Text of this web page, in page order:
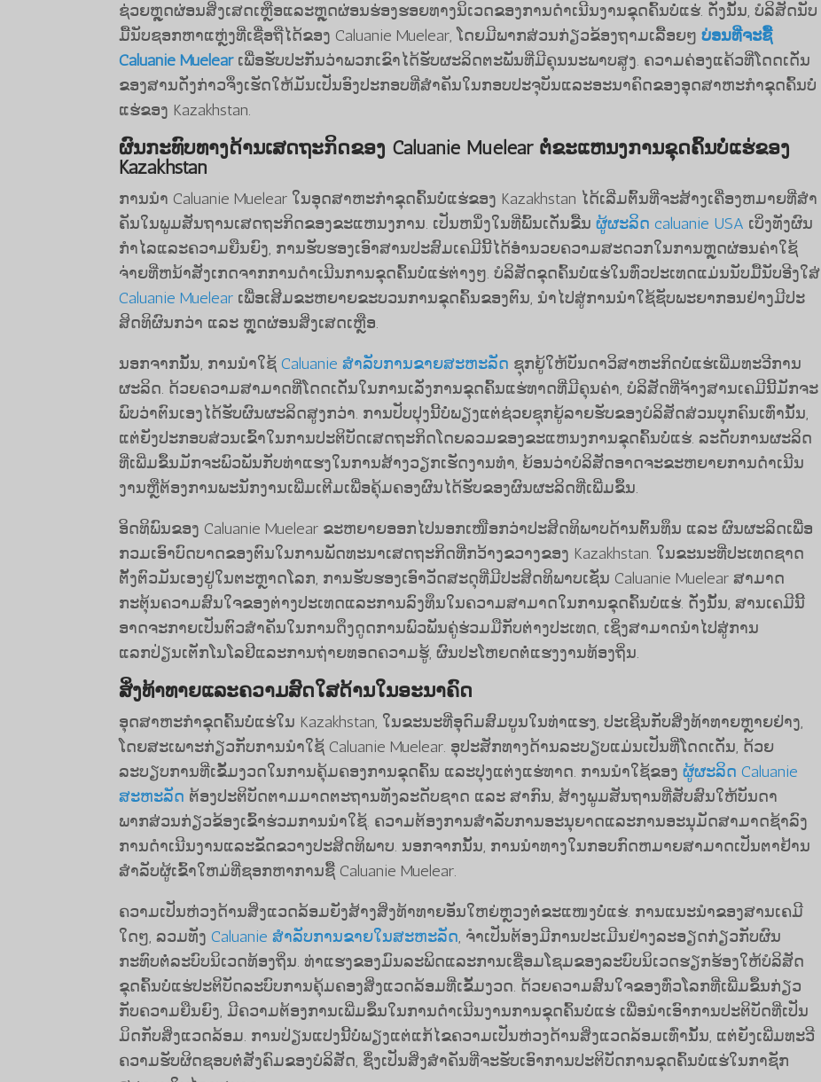
ຊ່ວຍຫຼຸດຜ່ອນສິ່ງເສດເຫຼືອແລະຫຼຸດຜ່ອນຮ່ອງຮອຍທາງນິເວດຂອງການດໍາເນີນງານຂຸດຄົ້ນບໍ່ແຮ່. ດັ່ງນັ້ນ, ບໍລິສັດນັບ
ມື້ນັບຊອກຫາແຫຼ່ງທີ່ເຊື່ອຖືໄດ້ຂອງ Caluanie Muelear, ໂດຍມີພາກສ່ວນກ່ຽວຂ້ອງຖາມເລື້ອຍໆບ່ອນທີ່ຈະຊື້
Caluanie Muelearເພື່ອຮັບປະກັນວ່າພວກເຂົາໄດ້ຮັບຜະລິດຕະພັນທີ່ມີຄຸນນະພາບສູງ. ຄວາມຄ່ອງແຄ້ວທີ່ໂດດເດັ່ນ
ຂອງສານດັ່ງກ່າວຈຶ່ງເຮັດໃຫ້ມັນເປັນອົງປະກອບທີ່ສໍາຄັນໃນກອບປະຈຸບັນແລະອະນາຄົດຂອງອຸດສາຫະກໍາຂຸດຄົ້ນບໍ່
ແຮ່ຂອງ Kazakhstan.
ຜົນກະທົບທາງດ້ານເສດຖະກິດຂອງ Caluanie Muelear ຕໍ່ຂະແຫນງການຂຸດຄົ້ນບໍ່ແຮ່ຂອງ
Kazakhstan
ການນໍາ Caluanie Muelear ໃນອຸດສາຫະກໍາຂຸດຄົ້ນບໍ່ແຮ່ຂອງ Kazakhstan ໄດ້ເລີ່ມຕົ້ນທີ່ຈະສ້າງເຄື່ອງຫມາຍທີ່ສໍາ
ຄັນໃນພູມສັນຖານເສດຖະກິດຂອງຂະແຫນງການ. ເປັນຫນຶ່ງໃນທີ່ພົ້ນເດັ່ນຂື້ນຜູ້ຜະລິດ caluanie USA ເບິ່ງທັງຜົນ
ກໍາໄລແລະຄວາມຍືນຍົງ, ການຮັບຮອງເອົາສານປະສົມເຄມີນີ້ໄດ້ອໍານວຍຄວາມສະດວກໃນການຫຼຸດຜ່ອນຄ່າໃຊ້
ຈ່າຍທີ່ຫນ້າສັງເກດຈາກການດໍາເນີນການຂຸດຄົ້ນບໍ່ແຮ່ຕ່າງໆ. ບໍລິສັດຂຸດຄົ້ນບໍ່ແຮ່ໃນທົ່ວປະເທດແມ່ນນັບມື້ນັບອີງໃສ່
Caluanie Muelear ​ເພື່ອ​ເສີມ​ຂະຫຍາຍ​ຂະ​ບວນການ​ຂຸດ​ຄົ້ນ​ຂອງ​ຕົນ, ນຳ​ໄປ​ສູ່​ການ​ນຳ​ໃຊ້​ຊັບພະຍາກອນ​ຢ່າງ​ມີ​ປະ
ສິດທິ​ຜົນ​ກວ່າ ​ແລະ ຫຼຸດຜ່ອນ​ສິ່ງ​ເສດ​ເຫຼືອ.
ນອກຈາກນັ້ນ, ການນໍາໃຊ້Caluanie ສໍາລັບການຂາຍສະຫະລັດ ຊຸກຍູ້​ໃຫ້​ບັນດາ​ວິ​ສາ​ຫະກິດ​ບໍ່​ແຮ່​ເພີ່ມ​ທະວີ​ການ​
ຜະລິດ. ດ້ວຍຄວາມສາມາດທີ່ໂດດເດັ່ນໃນການເລັ່ງການຂຸດຄົ້ນແຮ່ທາດທີ່ມີຄຸນຄ່າ, ບໍລິສັດທີ່ຈ້າງສານເຄມີນີ້ມັກຈະ
ພົບວ່າຕົນເອງໄດ້ຮັບຜົນຜະລິດສູງກວ່າ. ການປັບປຸງນີ້ບໍ່ພຽງແຕ່ຊ່ວຍຊຸກຍູ້ລາຍຮັບຂອງບໍລິສັດສ່ວນບຸກຄົນເທົ່ານັ້ນ,
ແຕ່ຍັງປະກອບສ່ວນເຂົ້າໃນການປະຕິບັດເສດຖະກິດໂດຍລວມຂອງຂະແຫນງການຂຸດຄົ້ນບໍ່ແຮ່. ລະດັບການຜະລິດ
ທີ່ເພີ່ມຂຶ້ນມັກຈະພົວພັນກັບທ່າແຮງໃນການສ້າງວຽກເຮັດງານທໍາ, ຍ້ອນວ່າບໍລິສັດອາດຈະຂະຫຍາຍການດໍາເນີນ
ງານຫຼືຕ້ອງການພະນັກງານເພີ່ມເຕີມເພື່ອຄຸ້ມຄອງຜົນໄດ້ຮັບຂອງຜົນຜະລິດທີ່ເພີ່ມຂຶ້ນ.
ອິດທິພົນຂອງ Caluanie Muelear ຂະຫຍາຍອອກໄປນອກເໜືອກວ່າປະສິດທິພາບດ້ານຕົ້ນທຶນ ແລະ ຜົນຜະລິດເພື່ອ
ກວມເອົາບົດບາດຂອງຕົນໃນການພັດທະນາເສດຖະກິດທີ່ກວ້າງຂວາງຂອງ Kazakhstan. ໃນຂະນະທີ່ປະເທດຊາດ
ຕັ້ງຕົວມັນເອງຢູ່ໃນຕະຫຼາດໂລກ, ການຮັບຮອງເອົາວັດສະດຸທີ່ມີປະສິດທິພາບເຊັ່ນ Caluanie Muelear ສາມາດ
ກະຕຸ້ນຄວາມສົນໃຈຂອງຕ່າງປະເທດແລະການລົງທຶນໃນຄວາມສາມາດໃນການຂຸດຄົ້ນບໍ່ແຮ່. ດັ່ງນັ້ນ, ສານເຄມີນີ້
ອາດຈະກາຍເປັນຕົວສໍາຄັນໃນການດຶງດູດການພົວພັນຄູ່ຮ່ວມມືກັບຕ່າງປະເທດ, ເຊິ່ງສາມາດນໍາໄປສູ່ການ
ແລກປ່ຽນເຕັກໂນໂລຢີແລະການຖ່າຍທອດຄວາມຮູ້, ຜົນປະໂຫຍດຕໍ່ແຮງງານທ້ອງຖິ່ນ.
ສິ່ງທ້າທາຍແລະຄວາມສົດໃສດ້ານໃນອະນາຄົດ
ອຸດສາຫະກໍາຂຸດຄົ້ນບໍ່ແຮ່ໃນ Kazakhstan, ໃນຂະນະທີ່ອຸດົມສົມບູນໃນທ່າແຮງ, ປະເຊີນກັບສິ່ງທ້າທາຍຫຼາຍຢ່າງ,
ໂດຍສະເພາະກ່ຽວກັບການນໍາໃຊ້ Caluanie Muelear. ອຸປະສັກທາງດ້ານລະບຽບແມ່ນເປັນທີ່ໂດດເດັ່ນ, ດ້ວຍ
ລະບຽບການທີ່ເຂັ້ມງວດໃນການຄຸ້ມຄອງການຂຸດຄົ້ນ ແລະປຸງແຕ່ງແຮ່ທາດ. ການ​ນໍາ​ໃຊ້​ຂອງ​ຜູ້ຜະລິດ Caluanie
ສະຫະລັດ ຕ້ອງ​ປະຕິບັດ​ຕາມ​ມາດຕະຖານ​ທັງ​ລະດັບ​ຊາດ ​ແລະ ສາກົນ, ສ້າງ​ພູມ​ສັນຖານ​ທີ່​ສັບສົນ​ໃຫ້​ບັນດາ​
ພາກສ່ວນ​ກ່ຽວຂ້ອງ​ເຂົ້າ​ຮ່ວມ​ການ​ນຳ​ໃຊ້. ຄວາມຕ້ອງການສໍາລັບການອະນຸຍາດແລະການອະນຸມັດສາມາດຊ້າລົງ
ການດໍາເນີນງານແລະຂັດຂວາງປະສິດທິພາບ. ນອກຈາກນັ້ນ, ການນໍາທາງໃນກອບກົດຫມາຍສາມາດເປັນຕາຢ້ານ
ສໍາລັບຜູ້ເຂົ້າໃຫມ່ທີ່ຊອກຫາການຊື້ Caluanie Muelear.
ຄວາມເປັນຫ່ວງດ້ານສິ່ງແວດລ້ອມຍັງສ້າງສິ່ງທ້າທາຍອັນໃຫຍ່ຫຼວງຕໍ່ຂະແໜງບໍ່ແຮ່. ການແນະນໍາຂອງສານເຄມີ
ໃດໆ, ລວມທັງCaluanie ສໍາລັບການຂາຍໃນສະຫະລັດ, ຈໍາເປັນຕ້ອງມີການປະເມີນຢ່າງລະອຽດກ່ຽວກັບຜົນ
ກະທົບຕໍ່ລະບົບນິເວດທ້ອງຖິ່ນ. ທ່າແຮງຂອງມົນລະພິດແລະການເຊື່ອມໂຊມຂອງລະບົບນິເວດຮຽກຮ້ອງໃຫ້ບໍລິສັດ
ຂຸດຄົ້ນບໍ່ແຮ່ປະຕິບັດລະບົບການຄຸ້ມຄອງສິ່ງແວດລ້ອມທີ່ເຂັ້ມງວດ. ດ້ວຍ​ຄວາມ​ສົນ​ໃຈ​ຂອງ​ທົ່ວ​ໂລກ​ທີ່​ເພີ່ມ​ຂຶ້ນ​ກ່ຽວ​
ກັບ​ຄວາມ​ຍືນ​ຍົງ, ມີ​ຄວາມ​ຕ້ອງ​ການ​ເພີ່ມ​ຂຶ້ນ​ໃນ​ການ​ດຳ​ເນີນ​ງານ​ການ​ຂຸດ​ຄົ້ນ​ບໍ່​ແຮ່ ເພື່ອ​ນຳ​ເອົາ​ການ​ປະ​ຕິ​ບັດ​ທີ່​ເປັນ​
ມິດ​ກັບ​ສິ່ງ​ແວດ​ລ້ອມ. ການ​ປ່ຽນ​ແປງ​ນີ້​ບໍ່​ພຽງ​ແຕ່​ແກ້​ໄຂ​ຄວາມ​ເປັນ​ຫ່ວງ​ດ້ານ​ສິ່ງ​ແວດ​ລ້ອມ​ເທົ່າ​ນັ້ນ, ​ແຕ່​ຍັງ​ເພີ່ມ​ທະວີ​
ຄວາມ​ຮັບ​ຜິດ​ຊອບ​ຕໍ່​ສັງຄົມ​ຂອງ​ບໍລິສັດ, ຊຶ່ງ​ເປັນ​ສິ່ງ​ສຳຄັນ​ທີ່​ຈະ​ຮັບ​ເອົາ​ການ​ປະຕິບັດ​ການ​ຂຸດ​ຄົ້ນ​ບໍ່​ແຮ່​ໃນ​ກາ​ຊັກ​